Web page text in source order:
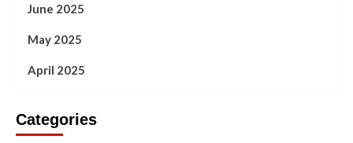
June 2025
May 2025
April 2025
Categories